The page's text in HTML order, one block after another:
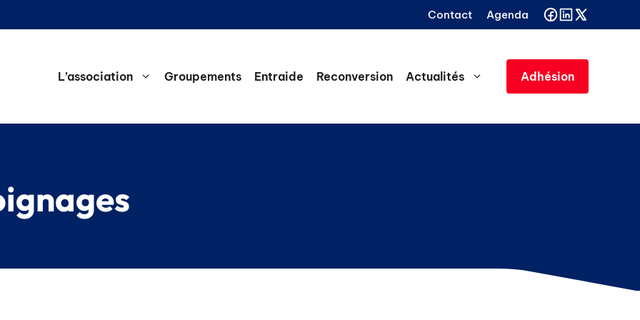
Contact Agenda
L’association Groupements Entraide Reconversion Actualités Adhésion